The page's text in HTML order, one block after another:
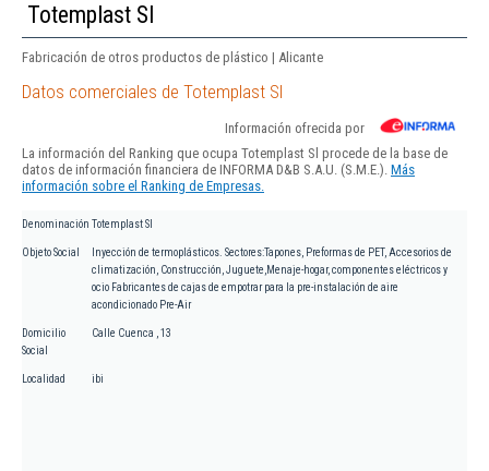
Totemplast Sl
Fabricación de otros productos de plástico | Alicante
Datos comerciales de Totemplast Sl
Información ofrecida por
La información del Ranking que ocupa Totemplast Sl procede de la base de
datos de información financiera de INFORMA D&B S.A.U. (S.M.E.). Más
información sobre el Ranking de Empresas.
Denominación Totemplast Sl
Objeto Social
Inyección de termoplásticos. Sectores:Tapones, Preformas de PET, Accesorios de
climatización, Construcción, Juguete,Menaje-hogar, componentes eléctricos y
ocio Fabricantes de cajas de empotrar para la pre-instalación de aire
acondicionado Pre-Air
Domicilio
Social
Calle Cuenca , 13
Localidad ibi